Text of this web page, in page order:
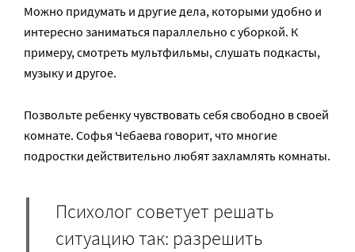
Можно придумать и другие дела, которыми удобно и
интересно заниматься параллельно с уборкой. К
примеру, смотреть мультфильмы, слушать подкасты,
музыку и другое.
Позвольте ребенку чувствовать себя свободно в своей
комнате. Софья Чебаева говорит, что многие
подростки действительно любят захламлять комнаты.
Психолог советует решать
ситуацию так: разрешить